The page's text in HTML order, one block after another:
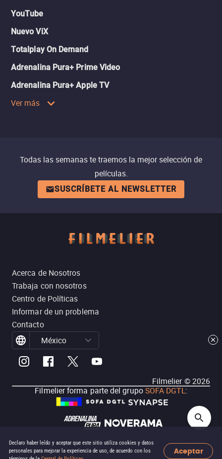
Declaro haber leído y aceptar que este sitio utiliza cookies y datos
personales para mejorar la experiencia de uso, de acuerdo con los
Aceptar
YouTube
Nuevo ViX
Totalplay On Demand
Adrenalina Pura+ Prime Video
Adrenalina Pura+ Apple TV
Ver más
Todas las semanas te traemos la mejor selección de
películas.
SUSCRÍBETE AL NEWSLETTER
Acerca de Nosotros
Trabaja con nosotros
Centro de Políticas
Informar de un problema
Contacto
México
Filmelier ©2026
Filmelier forma parte del grupoSOFA DGTL: